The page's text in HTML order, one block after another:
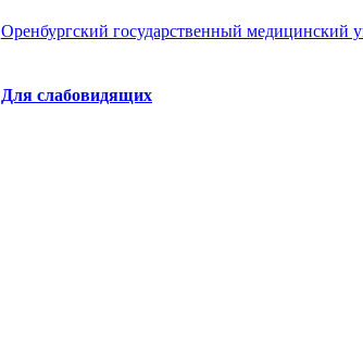
Оренбургский государственный медицинский
Для слабовидящих